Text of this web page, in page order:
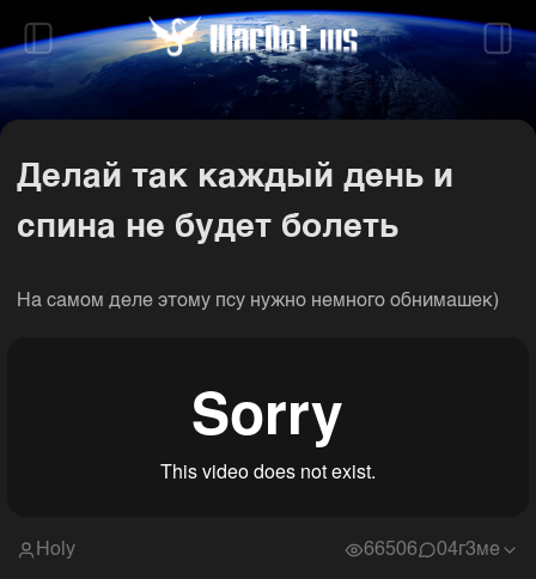
Делай так каждый день и
спина не будет болеть
На самом деле этому псу нужно немного обнимашек)
Holy 66506 04г3ме